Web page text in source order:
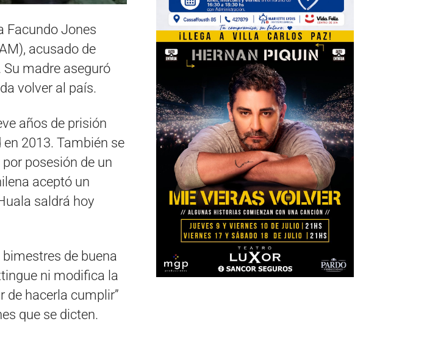
Facundo Jones
acusado de
madre aseguró
volver al país.
años de prisión
2013. También se
posesión de un
aceptó un
saldrá hoy
de buena
ni modifica la
de hacerla cumplir”
que se dicten.